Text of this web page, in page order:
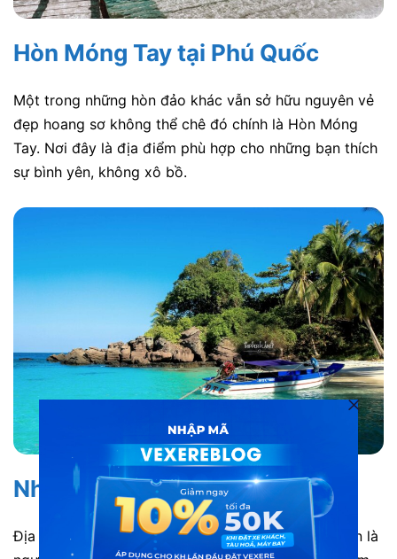
Hòn Móng Tay tại Phú Quốc
Một trong những hòn đảo khác vẫn sở hữu nguyên vẻ
đẹp hoang sơ không thể chê đó chính là Hòn Móng
Tay. Nơi đây là địa điểm phù hợp cho những bạn thích
sự bình yên, không xô bồ.
Nhà Lao Cây Dừa
Địa điểm này là địa điểm không thể bỏ qua nếu bạn là